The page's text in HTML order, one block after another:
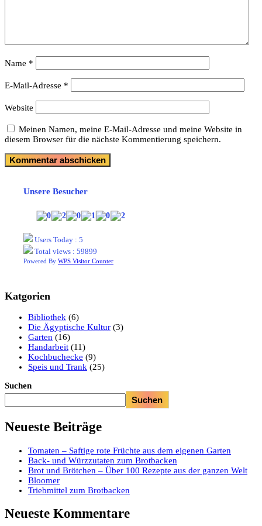
Name *
E-Mail-Adresse *
Website
Meinen Namen, meine E-Mail-Adresse und meine Website in
diesem Browser für die nächste Kommentierung speichern.
Unsere Besucher
Users Today : 5
Total views : 59899
Powered By WPS Visitor Counter
Katgorien
Bibliothek (6)
Die Ägyptische Kultur (3)
Garten (16)
Handarbeit (11)
Kochbuchecke (9)
Speis und Trank (25)
Suchen
Suchen
Neueste Beiträge
Tomaten – Saftige rote Früchte aus dem eigenen Garten
Back- und Würzzutaten zum Brotbacken
Brot und Brötchen – Über 100 Rezepte aus der ganzen Welt
Bloomer
Triebmittel zum Brotbacken
Neueste Kommentare